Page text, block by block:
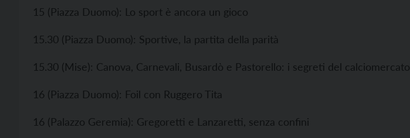
15 (Piazza Duomo): Lo sport è ancora un gioco
15.30 (Piazza Duomo): Sportive, la partita della parità
15.30 (Mise): Canova, Carnevali, Busardò e Pastorello: i segreti del calciomercato
16 (Piazza Duomo): Foil con Ruggero Tita
16 (Palazzo Geremia): Gregoretti e Lanzaretti, senza confini